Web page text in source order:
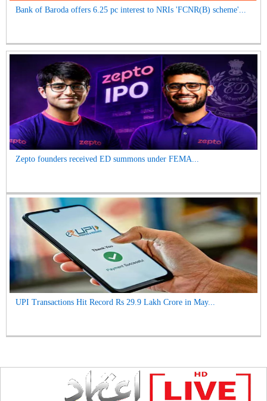
Bank of Baroda offers 6.25 pc interest to NRIs 'FCNR(B) scheme'...
Zepto founders received ED summons under FEMA...
UPI Transactions Hit Record Rs 29.9 Lakh Crore in May...